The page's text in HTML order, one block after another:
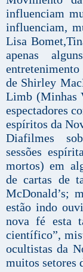
influenciam
influenciam,
Lisa
apenas
de Shirley
Limb (Minhas
espectadores
espíritos da
Diafilmes
sessões
mortos) em
de cartas de
McDonald’s;
estão indo
nova fé esta
científico”,
ocultistas da
muitos setores